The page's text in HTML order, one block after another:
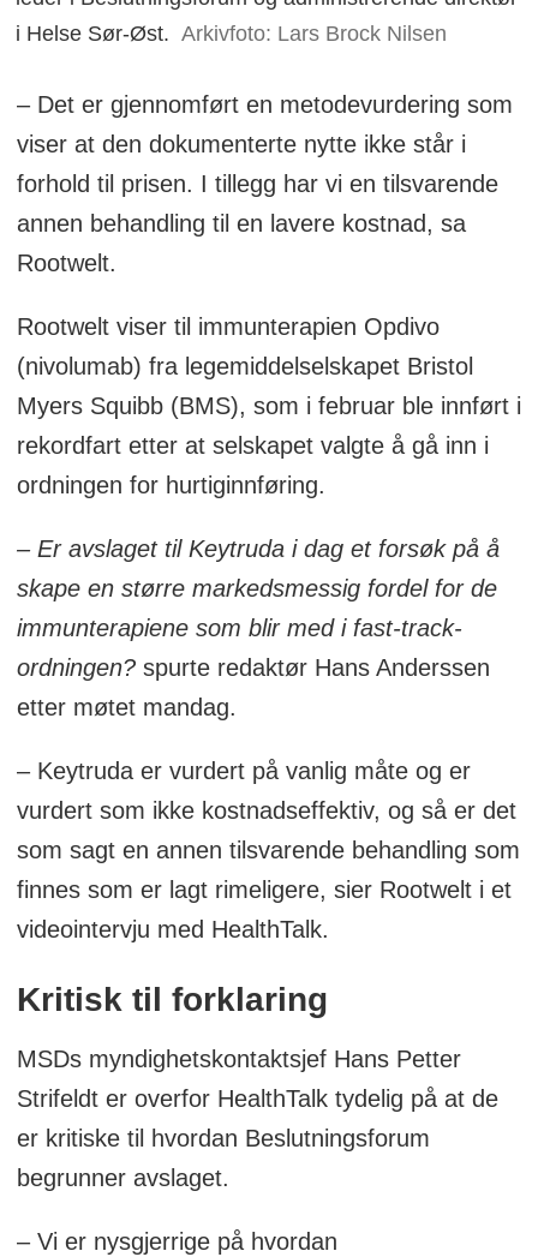
i Helse Sør-Øst. Arkivfoto: Lars Brock Nilsen
– Det er gjennomført en metodevurdering som
viser at den dokumenterte nytte ikke står i
forhold til prisen. I tillegg har vi en tilsvarende
annen behandling til en lavere kostnad, sa
Rootwelt.
Rootwelt viser til immunterapien Opdivo
(nivolumab) fra legemiddelselskapet Bristol
Myers Squibb (BMS), som i februar ble innført i
rekordfart etter at selskapet valgte å gå inn i
ordningen for hurtiginnføring.
– Er avslaget til Keytruda i dag et forsøk på å
skape en større markedsmessig fordel for de
immunterapiene som blir med i fast-track-
ordningen?spurte redaktør Hans Anderssen
etter møtet mandag.
– Keytruda er vurdert på vanlig måte og er
vurdert som ikke kostnadseffektiv, og så er det
som sagt en annen tilsvarende behandling som
finnes som er lagt rimeligere, sier Rootwelt i et
videointervju med HealthTalk.
Kritisk til forklaring
MSDs myndighetskontaktsjef Hans Petter
Strifeldt er overfor HealthTalk tydelig på at de
er kritiske til hvordan Beslutningsforum
begrunner avslaget.
– Vi er nysgjerrige på hvordan